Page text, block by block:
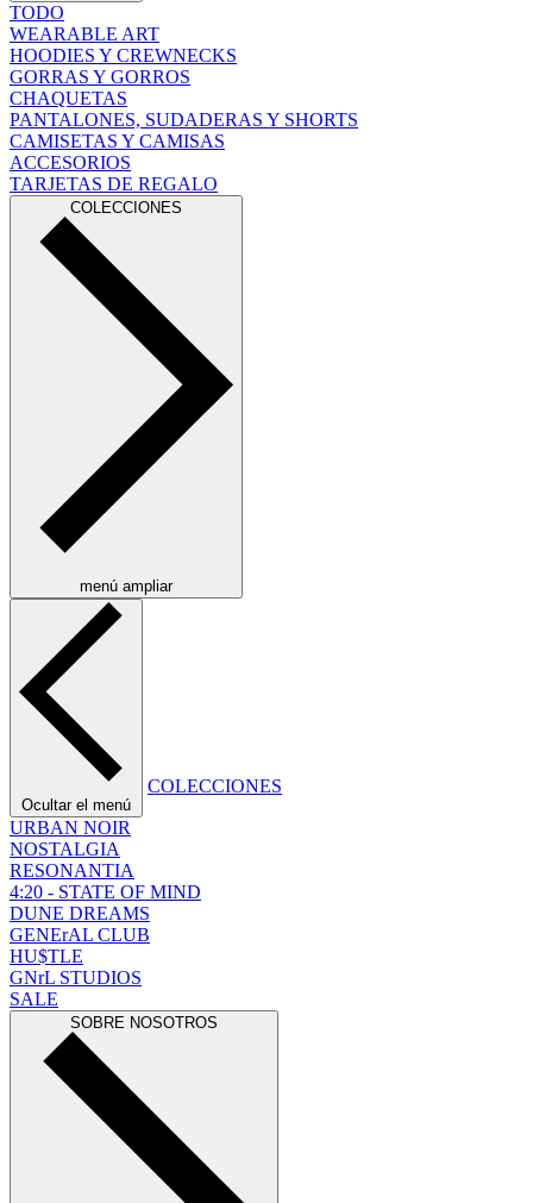
TODO
WEARABLE ART
HOODIES Y CREWNECKS
GORRAS Y GORROS
CHAQUETAS
PANTALONES, SUDADERAS Y SHORTS
CAMISETAS Y CAMISAS
ACCESORIOS
TARJETAS DE REGALO
COLECCIONES
menú ampliar
Ocultar el menú
COLECCIONES
URBAN NOIR
NOSTALGIA
RESONANTIA
4:20 - STATE OF MIND
DUNE DREAMS
GENErAL CLUB
HU$TLE
GNrL STUDIOS
SALE
SOBRE NOSOTROS